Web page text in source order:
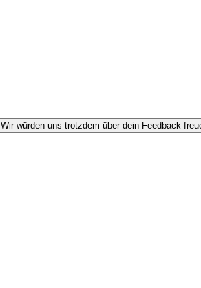
Wir würden uns trotzdem über dein Feedback